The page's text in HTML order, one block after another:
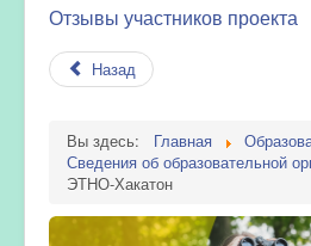
Отзывы участников проекта
Назад
Вы здесь: Главная
Сведения об образовательной
ЭТНО-Хакатон